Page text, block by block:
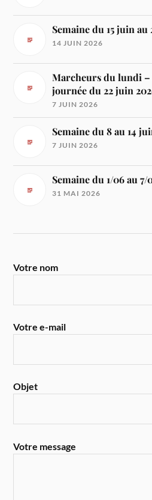
Semaine du 15 juin au
14 JUIN 2026
Marcheurs du lundi
journée du 22 juin
7 JUIN 2026
Semaine du 8 au 14
7 JUIN 2026
Semaine du 1/06 au 7/
31 MAI 2026
Votre nom
Votre e-mail
Objet
Votre message